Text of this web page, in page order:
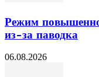
Режим
из-за паводка
06.08.2026